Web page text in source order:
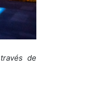
de